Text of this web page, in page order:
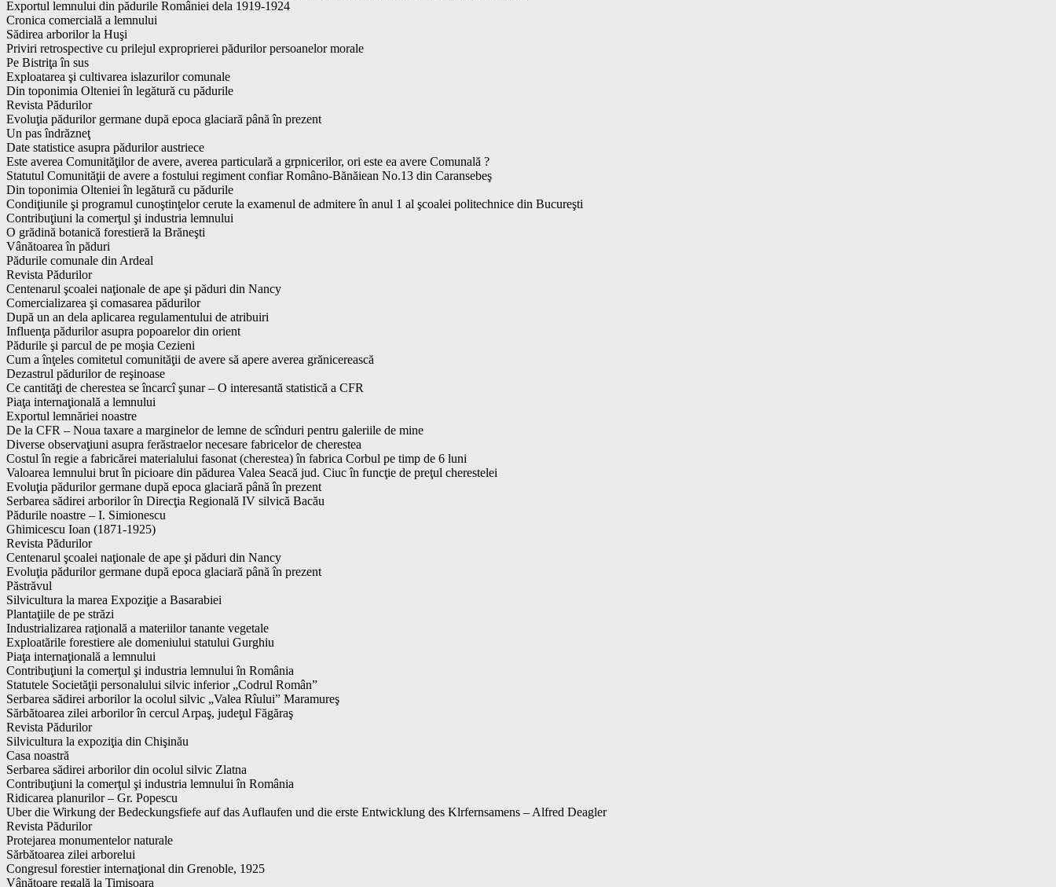
Exportul lemnului din pădurile României dela 1919-1924
Cronica comercială a lemnului
Sădirea arborilor la Huşi
Priviri retrospective cu prilejul exproprierei pădurilor persoanelor morale
Pe Bistriţa în sus
Exploatarea şi cultivarea islazurilor comunale
Din toponimia Olteniei în legătură cu pădurile
Revista Pădurilor
Evoluţia pădurilor germane după epoca glaciară până în prezent
Un pas îndrăzneţ
Date statistice asupra pădurilor austriece
Este averea Comunităţilor de avere, averea particulară a grpnicerilor, ori este ea avere Comunală ?
Statutul Comunităţii de avere a fostului regiment confiar Româno-Bănăiean No.13 din Caransebeş
Din toponimia Olteniei în legătură cu pădurile
Condiţiunile şi programul cunoştinţelor cerute la examenul de admitere în anul 1 al şcoalei politechnice din Bucureşti
Contribuţiuni la comerţul şi industria lemnului
O grădină botanică forestieră la Brăneşti
Vânătoarea în păduri
Pădurile comunale din Ardeal
Revista Pădurilor
Centenarul şcoalei naţionale de ape şi păduri din Nancy
Comercializarea şi comasarea pădurilor
După un an dela aplicarea regulamentului de atribuiri
Influenţa pădurilor asupra popoarelor din orient
Pădurile şi parcul de pe moşia Cezieni
Cum a înţeles comitetul comunităţii de avere să apere averea grănicerească
Dezastrul pădurilor de reşinoase
Ce cantităţi de cherestea se încarcî şunar – O interesantă statistică a CFR
Piaţa internaţională a lemnului
Exportul lemnăriei noastre
De la CFR – Noua taxare a marginelor de lemne de scînduri pentru galeriile de mine
Diverse observaţiuni asupra ferăstraelor necesare fabricelor de cherestea
Costul în regie a fabricărei materialului fasonat (cherestea) în fabrica Corbul pe timp de 6 luni
Valoarea lemnului brut în picioare din pădurea Valea Seacă jud. Ciuc în funcţie de preţul cherestelei
Evoluţia pădurilor germane după epoca glaciară până în prezent
Serbarea sădirei arborilor în Direcţia Regională IV silvică Bacău
Pădurile noastre – I. Simionescu
Ghimicescu Ioan (1871-1925)
Revista Pădurilor
Centenarul şcoalei naţionale de ape şi păduri din Nancy
Evoluţia pădurilor germane după epoca glaciară până în prezent
Păstrăvul
Silvicultura la marea Expoziţie a Basarabiei
Plantaţiile de pe străzi
Industrializarea raţională a materiilor tanante vegetale
Exploatările forestiere ale domeniului statului Gurghiu
Piaţa internaţională a lemnului
Contribuţiuni la comerţul şi industria lemnului în România
Statutele Societăţii personalului silvic inferior „Codrul Român”
Serbarea sădirei arborilor la ocolul silvic „Valea Rîului” Maramureş
Sărbătoarea zilei arborilor în cercul Arpaş, judeţul Făgăraş
Revista Pădurilor
Silvicultura la expoziţia din Chişinău
Casa noastră
Serbarea sădirei arborilor din ocolul silvic Zlatna
Contribuţiuni la comerţul şi industria lemnului în România
Ridicarea planurilor – Gr. Popescu
Uber die Wirkung der Bedeckungsfiefe auf das Auflaufen und die erste Entwicklung des Klrfernsamens – Alfred Deagler
Revista Pădurilor
Protejarea monumentelor naturale
Sărbătoarea zilei arborelui
Congresul forestier internaţional din Grenoble, 1925
Vânătoare regală la Timişoara